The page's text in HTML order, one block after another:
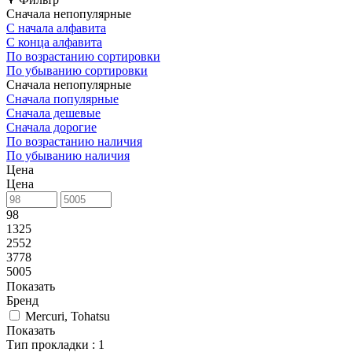
Сначала непопулярные
С начала алфавита
С конца алфавита
По возрастанию сортировки
По убыванию сортировки
Сначала непопулярные
Сначала популярные
Сначала дешевые
Сначала дорогие
По возрастанию наличия
По убыванию наличия
Цена
Цена
98
1325
2552
3778
5005
Показать
Бренд
Mercuri, Tohatsu
Показать
Тип прокладки : 1